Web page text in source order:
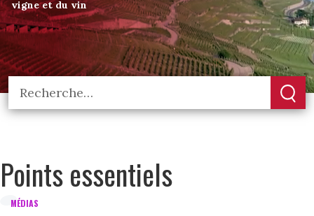
vigne et du vin
Points essentiels
MÉDIAS